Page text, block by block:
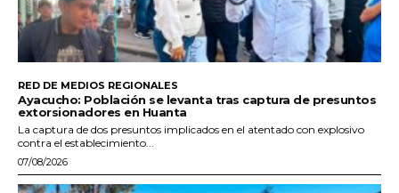
RED DE MEDIOS REGIONALES
Ayacucho: Población se levanta tras captura de presuntos
extorsionadores en Huanta
La captura de dos presuntos implicados en el atentado con explosivo
contra el establecimiento...
07/08/2026